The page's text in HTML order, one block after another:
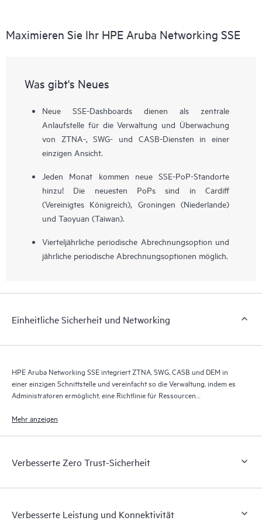
Maximieren Sie Ihr HPE Aruba Networking SSE
Was gibt's Neues
Neue SSE-Dashboards dienen als zentrale
Anlaufstelle für die Verwaltung und Überwachung
von ZTNA-, SWG- und CASB-Diensten in einer
einzigen Ansicht.
Jeden Monat kommen neue SSE-PoP-Standorte
hinzu! Die neuesten PoPs sind in Cardiff
(Vereinigtes Königreich), Groningen (Niederlande)
und Taoyuan (Taiwan).
Vierteljährliche periodische Abrechnungsoption und
jährliche periodische Abrechnungsoptionen möglich.
Einheitliche Sicherheit und Networking
HPE Aruba Networking SSE integriert ZTNA, SWG, CASB und DEM in
einer einzigen Schnittstelle und vereinfacht so die Verwaltung, indem es
Administratoren ermöglicht, eine Richtlinie für Ressourcen
steigern.
Mehr anzeigen
Verbesserte Zero Trust-Sicherheit
Verbesserte Leistung und Konnektivität